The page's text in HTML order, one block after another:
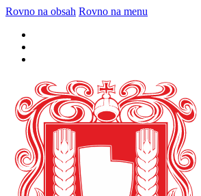
Rovno na obsah Rovno na menu